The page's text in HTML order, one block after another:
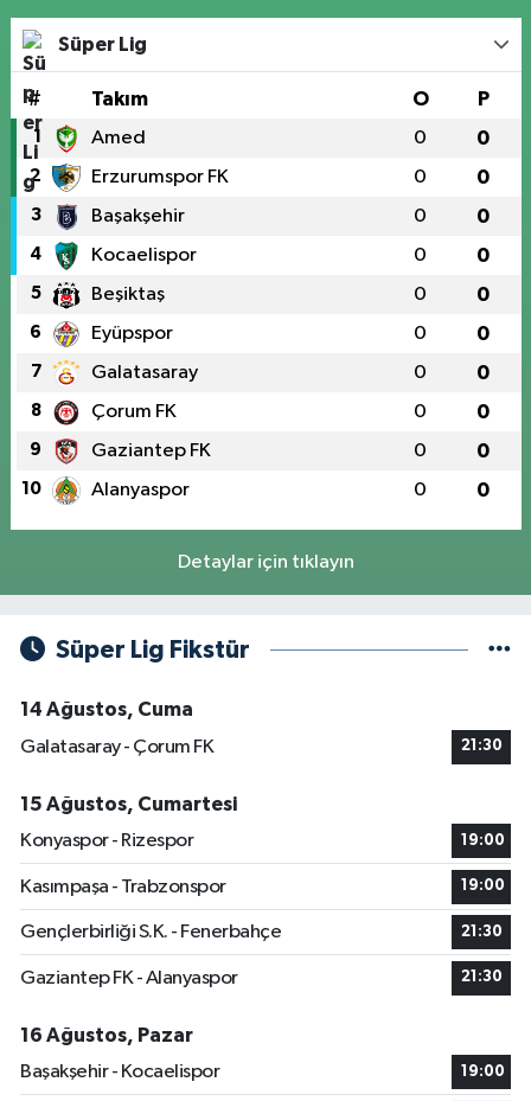
Süper Lig
# Takım O P
1 Amed 0 0
2 Erzurumspor FK 0 0
3 Başakşehir 0 0
4 Kocaelispor 0 0
5 Beşiktaş 0 0
6 Eyüpspor 0 0
7 Galatasaray 0 0
8 Çorum FK 0 0
9 Gaziantep FK 0 0
10 Alanyaspor 0 0
Detaylar için tıklayın
Süper Lig Fikstür
14 Ağustos, Cuma
Galatasaray - Çorum FK
21:30
15 Ağustos, Cumartesi
Konyaspor - Rizespor
19:00
Kasımpaşa - Trabzonspor 19:00
Gençlerbirliği S.K. - Fenerbahçe 21:30
Gaziantep FK - Alanyaspor 21:30
16 Ağustos, Pazar
Başakşehir - Kocaelispor
19:00